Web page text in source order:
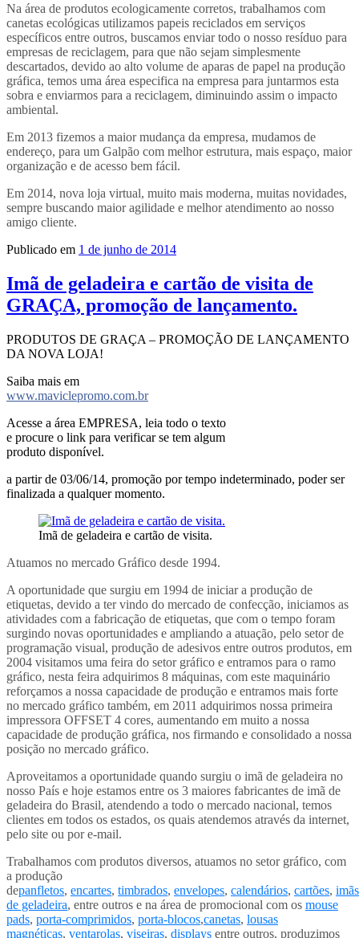
Na área de produtos ecologicamente corretos, trabalhamos com
canetas ecológicas utilizamos papeis reciclados em serviços
específicos entre outros, buscamos enviar todo o nosso resíduo para
empresas de reciclagem, para que não sejam simplesmente
descartados, devido ao alto volume de aparas de papel na produção
gráfica, temos uma área especifica na empresa para juntarmos esta
sobra e enviarmos para a reciclagem, diminuindo assim o impacto
ambiental.
Em 2013 fizemos a maior mudança da empresa, mudamos de
endereço, para um Galpão com melhor estrutura, mais espaço, maior
organização e de acesso bem fácil.
Em 2014, nova loja virtual, muito mais moderna, muitas novidades,
sempre buscando maior agilidade e melhor atendimento ao nosso
amigo cliente.
Publicado em 1 de junho de 2014
Imã de geladeira e cartão de visita de
GRAÇA, promoção de lançamento.
PRODUTOS DE GRAÇA – PROMOÇÃO DE LANÇAMENTO
DA NOVA LOJA!
Saiba mais em
www.maviclepromo.com.br
Acesse a área EMPRESA, leia todo o texto
e procure o link para verificar se tem algum
produto disponível.
a partir de 03/06/14, promoção por tempo indeterminado, poder ser
finalizada a qualquer momento.
Imã de geladeira e cartão de visita.
Atuamos no mercado Gráfico desde 1994.
A oportunidade que surgiu em 1994 de iniciar a produção de
etiquetas, devido a ter vindo do mercado de confecção, iniciamos as
atividades com a fabricação de etiquetas, que com o tempo foram
surgindo novas oportunidades e ampliando a atuação, pelo setor de
programação visual, produção de adesivos entre outros produtos, em
2004 visitamos uma feira do setor gráfico e entramos para o ramo
gráfico, nesta feira adquirimos 8 máquinas, com este maquinário
reforçamos a nossa capacidade de produção e entramos mais forte
no mercado gráfico também, em 2011 adquirimos nossa primeira
impressora OFFSET 4 cores, aumentando em muito a nossa
capacidade de produção gráfica, nos firmando e consolidado a nossa
posição no mercado gráfico.
Aproveitamos a oportunidade quando surgiu o imã de geladeira no
nosso País e hoje estamos entre os 3 maiores fabricantes de imã de
geladeira do Brasil, atendendo a todo o mercado nacional, temos
clientes em todos os estados, os quais atendemos através da internet,
pelo site ou por e-mail.
Trabalhamos com produtos diversos, atuamos no setor gráfico, com
a produção
depanfletos, encartes, timbrados, envelopes, calendários, cartões, imãs
de geladeira, entre outros e na área de promocional com os mouse
pads, porta-comprimidos, porta-blocos,canetas, lousas
magnéticas, ventarolas, viseiras, displays entre outros, produzimos